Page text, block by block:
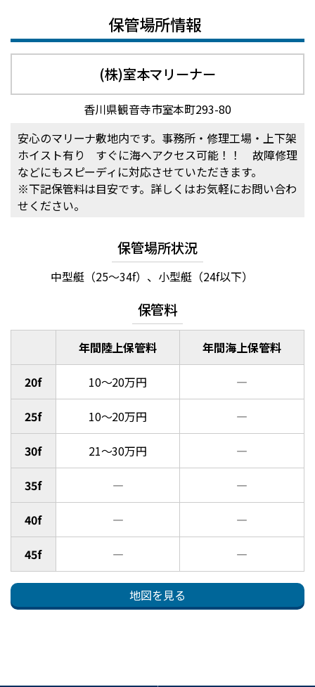
保管場所情報
(株)室本マリーナー
香川県観音寺市室本町293-80
安心のマリーナ敷地内です。事務所・修理工場・上下架
ホイスト有り すぐに海へアクセス可能！！ 故障修理
などにもスピーディに対応させていただきます。
※下記保管料は目安です。詳しくはお気軽にお問い合わ
せください。
保管場所状況
中型艇（25～34f）、小型艇（24f以下）
保管料
年間陸上保管料 年間海上保管料
20f 10～20万円 ―
25f 10～20万円 ―
30f 21～30万円 ―
35f ― ―
40f ― ―
45f ― ―
地図を見る